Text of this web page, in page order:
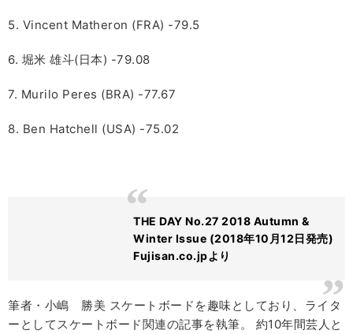
5. Vincent Matheron (FRA) -79.5
6. 堀米 雄斗(日本) -79.08
7. Murilo Peres (BRA) -77.67
8. Ben Hatchell (USA) -75.02
THE DAY No.27 2018 Autumn &
Winter Issue (2018年10月12日発売)
Fujisan.co.jpより
筆者・小嶋 勝美 スケートボードを趣味としており、ライタ
ーとしてスケートボード関連の記事を執筆。 約10年間芸人と